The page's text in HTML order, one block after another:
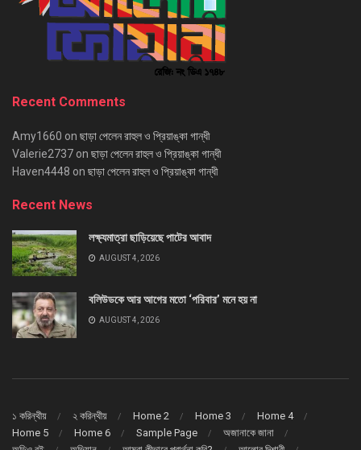
Recent Comments
Amy1660 on ছাড়া পেলেন রাহুল ও প্রিয়াঙ্কা গান্ধী
Valerie2737 on ছাড়া পেলেন রাহুল ও প্রিয়াঙ্কা গান্ধী
Haven4448 on ছাড়া পেলেন রাহুল ও প্রিয়াঙ্কা গান্ধী
Recent News
লক্ষ্যমাত্রা ছাড়িয়েছে পাটের আবাদ
AUGUST 4, 2026
বলিউডকে আর আগের মতো ‘পরিবার’ মনে হয় না
AUGUST 4, 2026
১ করিন্থীয় ২ করিন্থীয় Home 2 Home 3
Home 4
Home 5
Home 6 Sample Page
অজানাকে জানা